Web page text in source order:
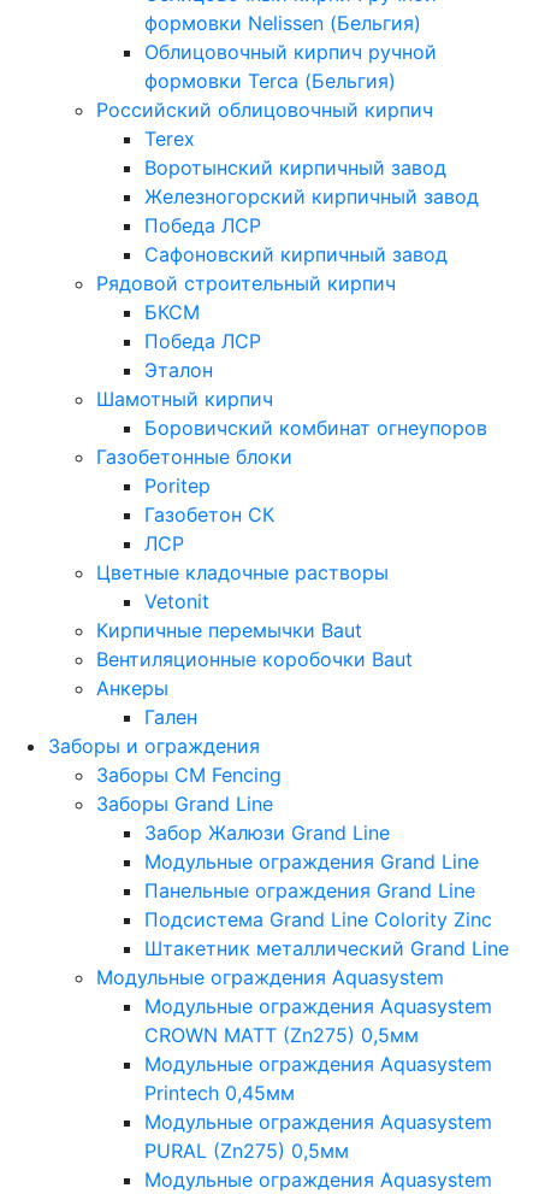
формовки Nelissen (Бельгия)
Облицовочный кирпич ручной
формовки Terca (Бельгия)
Российский облицовочный кирпич
Terex
Воротынский кирпичный завод
Железногорский кирпичный завод
Победа ЛСР
Сафоновский кирпичный завод
Рядовой строительный кирпич
БКСМ
Победа ЛСР
Эталон
Шамотный кирпич
Боровичский комбинат огнеупоров
Газобетонные блоки
Poritep
Газобетон СК
ЛСР
Цветные кладочные растворы
Vetonit
Кирпичные перемычки Baut
Вентиляционные коробочки Baut
Анкеры
Гален
Заборы и ограждения
Заборы CM Fencing
Заборы Grand Line
Забор Жалюзи Grand Line
Модульные ограждения Grand Line
Панельные ограждения Grand Line
Подсистема Grand Line Colority Zinc
Штакетник металлический Grand Line
Модульные ограждения Aquasystem
Модульные ограждения Aquasystem
CROWN MATT (Zn275) 0,5мм
Модульные ограждения Aquasystem
Printech 0,45мм
Модульные ограждения Aquasystem
PURAL (Zn275) 0,5мм
Модульные ограждения Aquasystem